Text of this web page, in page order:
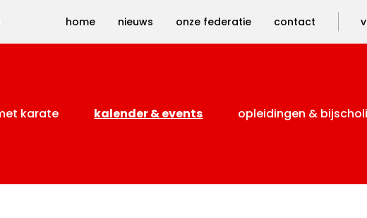
home nieuws onze federatie contact
karate kalender & events opleidingen &